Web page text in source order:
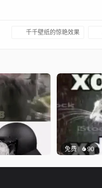
千千壁纸的惊艳效果
免费 90